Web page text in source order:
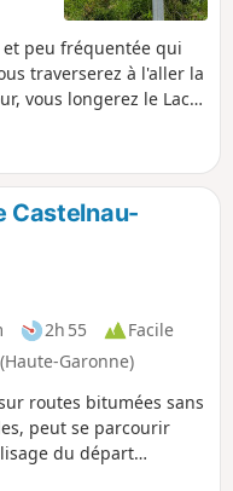
peu fréquentée qui
traverserez à l'aller la
vous longerez le Lac
Castelnau-
2h 55
Facile
Garonne)
routes bitumées sans
peut se parcourir
du départ